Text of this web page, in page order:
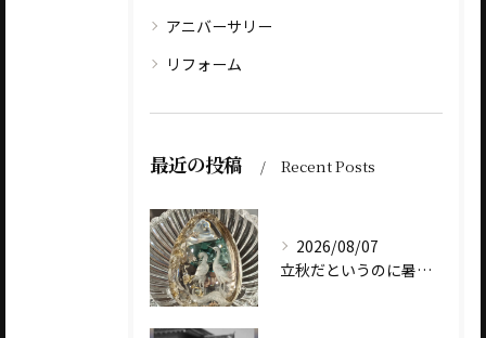
アニバーサリー
リフォーム
最近の投稿 Recent Posts
2026/08/07
立秋だというのに暑いですね